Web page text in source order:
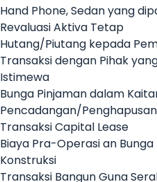
Hand Phone, Sedan yang
Revaluasi Aktiva Tetap
Hutang/Piutang kepada
Transaksi dengan Pihak
Istimewa
Bunga Pinjaman dalam
Pencadangan/
Transaksi Capital Lease
Biaya Pra-Operasi an
Konstruksi
Transaksi Bangun Guna